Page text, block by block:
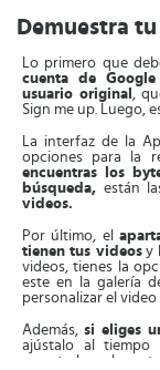
Demuestra
Lo primero que
cuenta de
usuario original ,
Sign me up. Luego,
La interfaz de la
opciones para la
encuentras los
búsqueda, están
videos.
Por último, el
tienen tus videosy
videos, tienes la
este en la galería
personalizar el
Además, si eliges
ajústalo al tiempo
recortarlo en la